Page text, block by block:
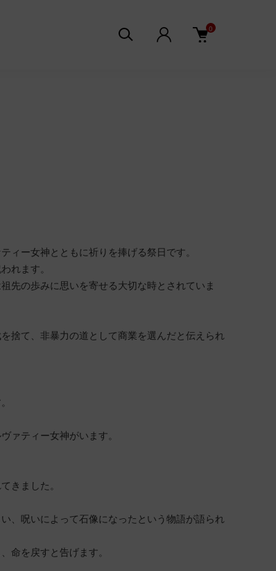
0
ィー女神とともに祈りを捧げる祭日です。
れます。
先の歩みに思いを寄せる大切な時とされていま
捨て、非暴力の道として商業を選んだと伝えられ
ァティー女神がいます。
きました。
、呪いによって石像になったという物語が語られ
命を戻すと告げます。